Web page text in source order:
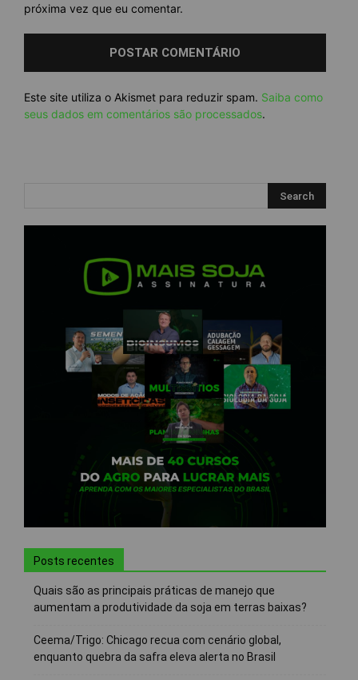
próxima vez que eu comentar.
Este site utiliza o Akismet para reduzir spam. Saiba como
seus dados em comentários são processados.
Posts recentes
Quais são as principais práticas de manejo que
aumentam a produtividade da soja em terras baixas?
Ceema/Trigo: Chicago recua com cenário global,
enquanto quebra da safra eleva alerta no Brasil